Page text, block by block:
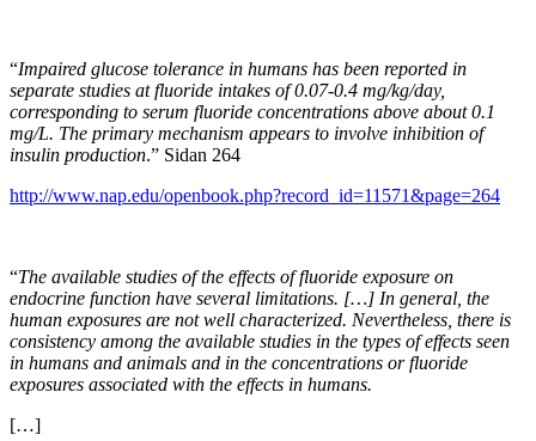
“Impaired glucose tolerance in humans has been reported in
separate studies at fluoride intakes of 0.07-0.4 mg/kg/day,
corresponding to serum fluoride concentrations above about 0.1
mg/L. The primary mechanism appears to involve inhibition of
insulin production.” Sidan 264
http://www.nap.edu/openbook.php?record_id=11571&page=264
“The available studies of the effects of fluoride exposure on
endocrine function have several limitations. […] In general, the
human exposures are not well characterized. Nevertheless, there is
consistency among the available studies in the types of effects seen
in humans and animals and in the concentrations or fluoride
exposures associated with the effects in humans.
[…]